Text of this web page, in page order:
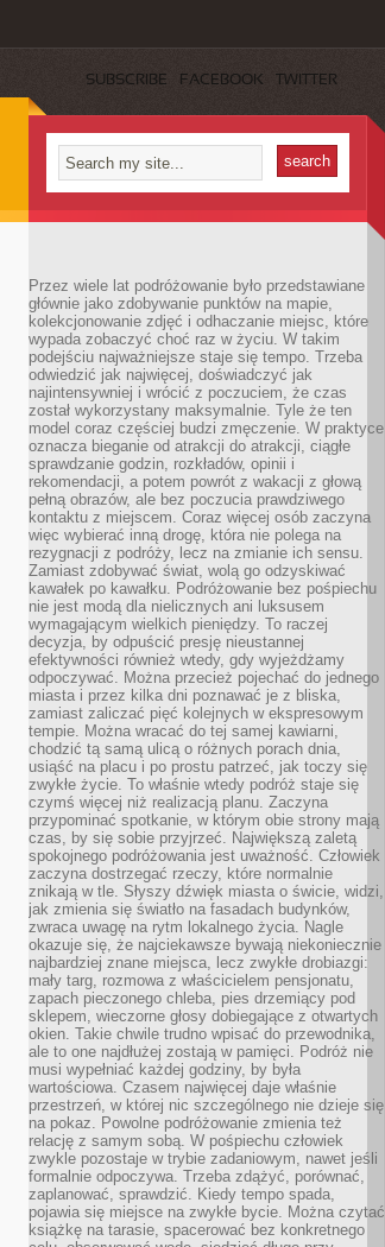
SUBSCRIBE FACEBOOK TWITTER
Przez wiele lat podróżowanie było przedstawiane
głównie jako zdobywanie punktów na mapie,
kolekcjonowanie zdjęć i odhaczanie miejsc, które
wypada zobaczyć choć raz w życiu. W takim
podejściu najważniejsze staje się tempo. Trzeba
odwiedzić jak najwięcej, doświadczyć jak
najintensywniej i wrócić z poczuciem, że czas
został wykorzystany maksymalnie. Tyle że ten
model coraz częściej budzi zmęczenie. W praktyce
oznacza bieganie od atrakcji do atrakcji, ciągłe
sprawdzanie godzin, rozkładów, opinii i
rekomendacji, a potem powrót z wakacji z głową
pełną obrazów, ale bez poczucia prawdziwego
kontaktu z miejscem. Coraz więcej osób zaczyna
więc wybierać inną drogę, która nie polega na
rezygnacji z podróży, lecz na zmianie ich sensu.
Zamiast zdobywać świat, wolą go odzyskiwać
kawałek po kawałku. Podróżowanie bez pośpiechu
nie jest modą dla nielicznych ani luksusem
wymagającym wielkich pieniędzy. To raczej
decyzja, by odpuścić presję nieustannej
efektywności również wtedy, gdy wyjeżdżamy
odpoczywać. Można przecież pojechać do jednego
miasta i przez kilka dni poznawać je z bliska,
zamiast zaliczać pięć kolejnych w ekspresowym
tempie. Można wracać do tej samej kawiarni,
chodzić tą samą ulicą o różnych porach dnia,
usiąść na placu i po prostu patrzeć, jak toczy się
zwykłe życie. To właśnie wtedy podróż staje się
czymś więcej niż realizacją planu. Zaczyna
przypominać spotkanie, w którym obie strony mają
czas, by się sobie przyjrzeć. Największą zaletą
spokojnego podróżowania jest uważność. Człowiek
zaczyna dostrzegać rzeczy, które normalnie
znikają w tle. Słyszy dźwięk miasta o świcie, widzi,
jak zmienia się światło na fasadach budynków,
zwraca uwagę na rytm lokalnego życia. Nagle
okazuje się, że najciekawsze bywają niekoniecznie
najbardziej znane miejsca, lecz zwykłe drobiazgi:
mały targ, rozmowa z właścicielem pensjonatu,
zapach pieczonego chleba, pies drzemiący pod
sklepem, wieczorne głosy dobiegające z otwartych
okien. Takie chwile trudno wpisać do przewodnika,
ale to one najdłużej zostają w pamięci. Podróż nie
musi wypełniać każdej godziny, by była
wartościowa. Czasem najwięcej daje właśnie
przestrzeń, w której nic szczególnego nie dzieje się
na pokaz. Powolne podróżowanie zmienia też
relację z samym sobą. W pośpiechu człowiek
zwykle pozostaje w trybie zadaniowym, nawet jeśli
formalnie odpoczywa. Trzeba zdążyć, porównać,
zaplanować, sprawdzić. Kiedy tempo spada,
pojawia się miejsce na zwykłe bycie. Można czytać
książkę na tarasie, spacerować bez konkretnego